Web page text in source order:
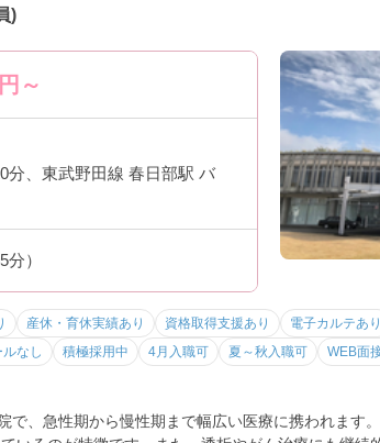
)
～
分、東武野田線 春日部駅 バ
）
産休・育休実績あり 資格取得支援あり 電子カルテあり
なし 積極採用中 4月入職可 夏～秋入職可 WEB面
、急性期から慢性期まで幅広い医療に携われます